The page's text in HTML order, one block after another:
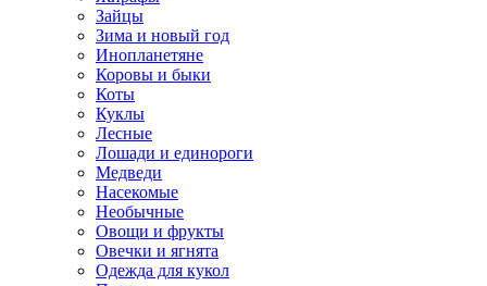
Зайцы
Зима и новый год
Инопланетяне
Коровы и быки
Коты
Куклы
Лесные
Лошади и единороги
Медведи
Насекомые
Необычные
Овощи и фрукты
Овечки и ягнята
Одежда для кукол